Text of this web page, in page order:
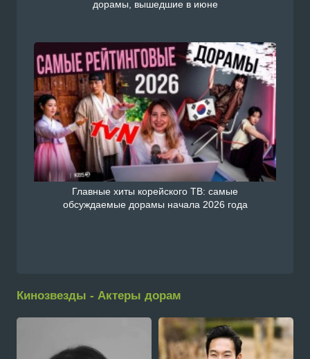
дорамы, вышедшие в июне
Главные хиты корейского ТВ: самые
обсуждаемые дорамы начала 2026 года
Кинозвезды - Актеры дорам